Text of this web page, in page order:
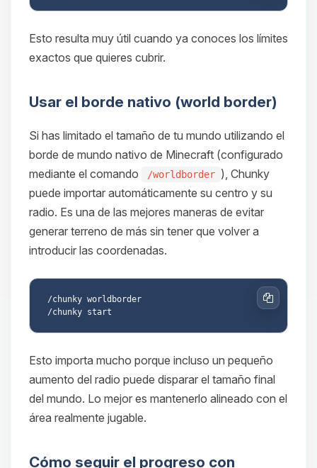
Esto resulta muy útil cuando ya conoces los límites
exactos que quieres cubrir.
Usar el borde nativo (world border)
Si has limitado el tamaño de tu mundo utilizando el
borde de mundo nativo de Minecraft (configurado
mediante el comando
/worldborder ), Chunky
puede importar automáticamente su centro y su
radio. Es una de las mejores maneras de evitar
generar terreno de más sin tener que volver a
introducir las coordenadas.
/chunky worldborder
Copiar
Esto importa mucho porque incluso un pequeño
aumento del radio puede disparar el tamaño final
del mundo. Lo mejor es mantenerlo alineado con el
área realmente jugable.
Cómo seguir el progreso con